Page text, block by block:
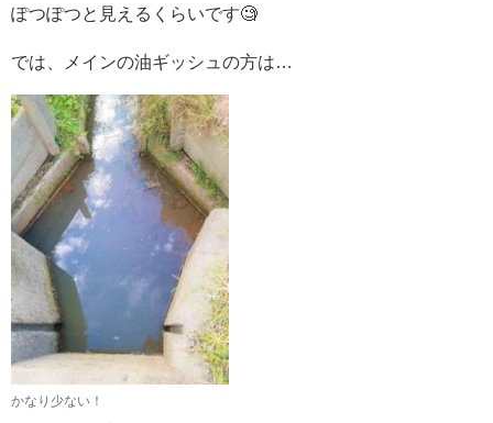
ぽつぽつと見えるくらいです🧐
では、メインの油ギッシュの方は…
かなり少ない！